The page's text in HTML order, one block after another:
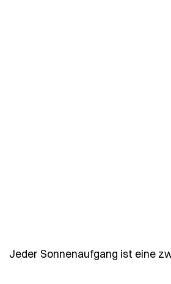
Jeder Sonnenaufgang ist eine